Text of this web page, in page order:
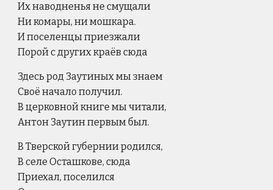
Их наводненья не смущали
Ни комары, ни мошкара.
И поселенцы приезжали
Порой с других краёв сюда
Здесь род Заутиных мы знаем
Своё начало получил.
В церковной книге мы читали,
Антон Заутин первым был.
В Тверской губернии родился,
В селе Осташкове, сюда
Приехал, поселился